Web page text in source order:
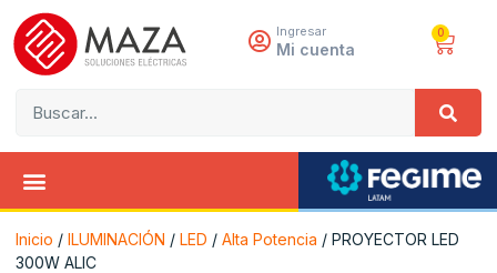
Ingresar
Mi cuenta
0
Inicio / ILUMINACIÓN / LED / Alta Potencia / PROYECTOR LED
300W ALIC